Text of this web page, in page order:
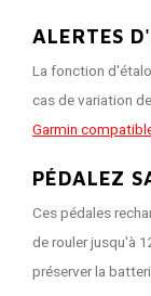
ALERTES
La fonction
cas de variation
Garmin
PÉDALEZ
Ces pédales
de rouler jusqu'à
préserver la